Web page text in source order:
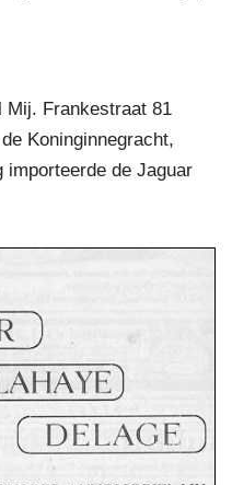
Mij. Frankestraat 81
Koninginnegracht,
importeerde de Jaguar